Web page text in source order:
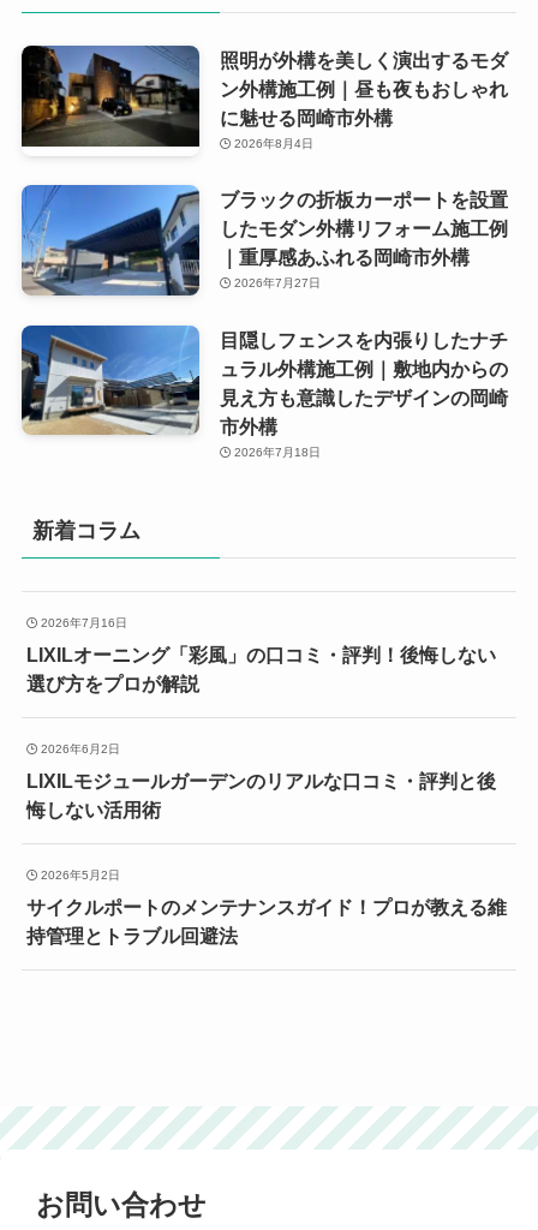
照明が外構を美しく演出するモダ
ン外構施工例｜昼も夜もおしゃれ
に魅せる岡崎市外構
2026年8月4日
ブラックの折板カーポートを設置
したモダン外構リフォーム施工例
｜重厚感あふれる岡崎市外構
2026年7月27日
目隠しフェンスを内張りしたナチ
ュラル外構施工例｜敷地内からの
見え方も意識したデザインの岡崎
市外構
2026年7月18日
新着コラム
2026年7月16日
LIXILオーニング「彩風」の口コミ・評判！後悔しない
選び方をプロが解説
2026年6月2日
LIXILモジュールガーデンのリアルな口コミ・評判と後
悔しない活用術
2026年5月2日
サイクルポートのメンテナンスガイド！プロが教える維
持管理とトラブル回避法
お問い合わせ